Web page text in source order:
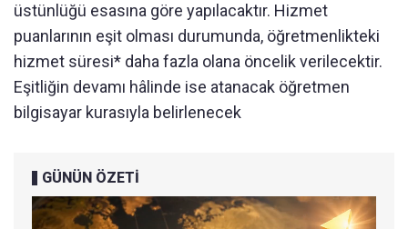
üstünlüğü esasına göre yapılacaktır. Hizmet
puanlarının eşit olması durumunda, öğretmenlikteki
hizmet süresi* daha fazla olana öncelik verilecektir.
Eşitliğin devamı hâlinde ise atanacak öğretmen
bilgisayar kurasıyla belirlenecek
GÜNÜN ÖZETİ